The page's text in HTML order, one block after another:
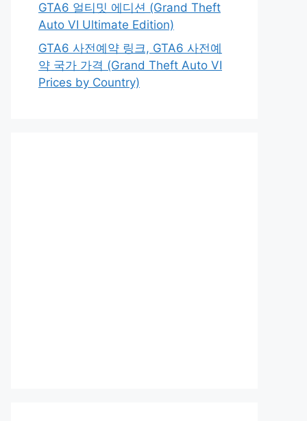
GTA6 얼티밋 에디션 (Grand Theft
Auto VI Ultimate Edition)
GTA6 사전예약 링크, GTA6 사전예
약 국가 가격 (Grand Theft Auto VI
Prices by Country)